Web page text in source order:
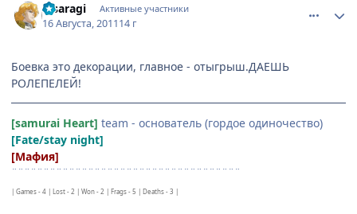
Kisaragi Активные участники
16 Августа, 201114 г
Боевка это декорации, главное - отыгрыш.ДАЕШЬ
РОЛЕПЕЛЕЙ!
[samurai Heart] team - основатель (гордое одиночество)
[Fate/stay night]
[Мафия]
¨¨¨¨¨¨¨¨¨¨¨¨¨¨¨¨¨¨¨¨¨¨¨¨¨¨¨¨¨¨¨¨¨¨¨¨
| Games - 4 | Lost - 2 | Won - 2 | Frags - 5 | Deaths - 3 |